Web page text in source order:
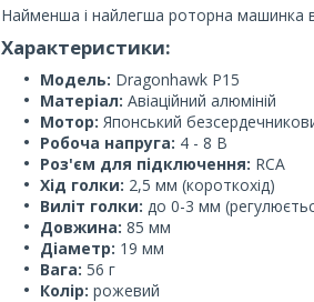
Найменша і найлегша роторна машинка в
Характеристики:
Модель: Dragonhawk P15
Матеріал: Авіаційний алюміній
Мотор: Японський
Робоча напруга: 4 - 8 В
Роз'єм для підключення: RCA
Хід голки: 2,5 мм (короткохід)
Виліт голки: до 0-3 мм
Довжина: 85 мм
Діаметр: 19 мм
Вага: 56 г
Колір: рожевий